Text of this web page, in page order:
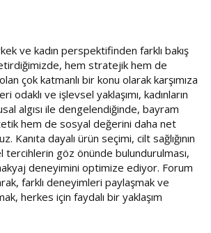
ve kadın perspektifinden farklı bakış
hem stratejik hem de
çok katmanlı bir konu olarak karşımıza
odaklı ve işlevsel yaklaşımı, kadınların
algısı ile dengelendiğinde, bayram
hem de sosyal değerini daha net
Kanıta dayalı ürün seçimi, cilt sağlığının
tercihlerin göz önünde bulundurulması,
deneyimini optimize ediyor. Forum
farklı deneyimleri paylaşmak ve
herkes için faydalı bir yaklaşım